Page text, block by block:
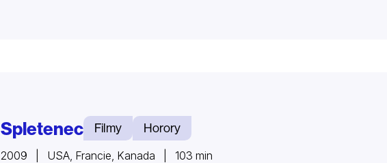
Spletenec Filmy Horory
2009 | USA, Francie, Kanada | 103 min